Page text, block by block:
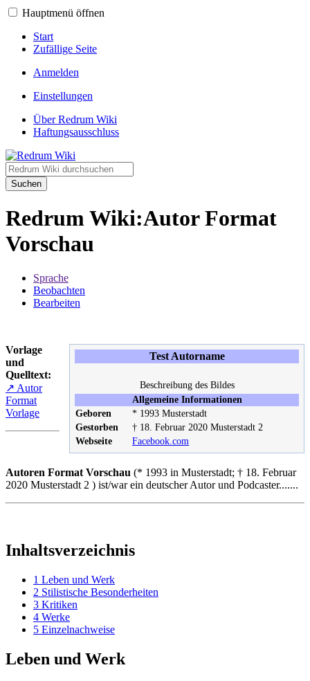
Hauptmenü öffnen
Start
Zufällige Seite
Anmelden
Einstellungen
Über Redrum Wiki
Haftungsausschluss
Suchen
Redrum Wiki:Autor Format
Vorschau
Sprache
Beobachten
Bearbeiten
Test Autorname
Beschreibung des Bildes
Allgemeine Informationen
Geboren
* 1993 Musterstadt
Gestorben
† 18. Februar 2020 Musterstadt 2
Webseite
Facebook.com
Vorlage
und
Quelltext:
↗ Autor
Format
Vorlage
Autoren Format Vorschau (* 1993 in Musterstadt; † 18. Februar
2020 Musterstadt 2 ) ist/war ein deutscher Autor und Podcaster.......
Inhaltsverzeichnis
1 Leben und Werk
2 Stilistische Besonderheiten
3 Kritiken
4 Werke
5 Einzelnachweise
Leben und Werk